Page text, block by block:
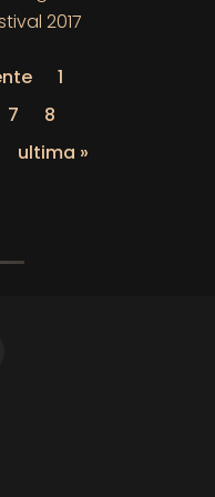
2017
1
7
8
ultima »